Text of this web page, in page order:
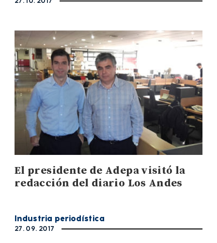
El presidente de Adepa visitó la
redacción del diario Los Andes
Industria periodística
27. 09. 2017